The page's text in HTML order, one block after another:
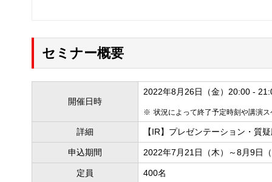
セミナー概要
開催日時
2022年8月26日（金）20:00 -
状況によって終了予定時刻や講演
詳細 【IR】プレゼンテーション・質
申込期間 2022年7月21日（木）～8月9日
定員 400名